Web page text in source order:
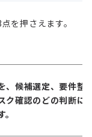
を押さえます。
、候補選定、要件整
ク確認のどの判断に